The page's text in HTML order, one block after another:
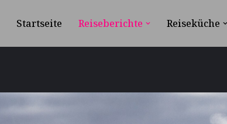
Startseite Reiseberichte Reiseküche